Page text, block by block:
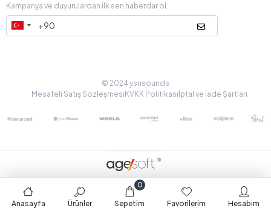
Kampanya ve duyurulardan ilk sen haberdar ol.
© 2024 ysnsounds
Mesafeli Satış Sözleşmesi KVKK Politikasıİptal ve İade Şartları
Anasayfa Ürünler Sepetim
0
Favorilerim Hesabım